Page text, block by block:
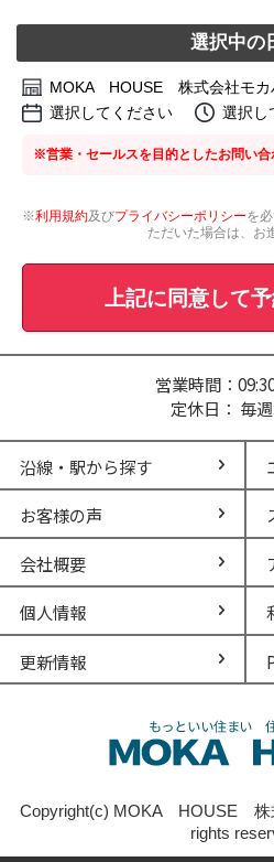
選択中の
MOKA HOUSE 株式会社モカ
選択してください
選択し
※営業・セールスを目的としたお問い合
※利用規約及びプライバシーポリシーを
ただいた場合は、お
上記に同意して
営業時間：
定休日： 毎
沿線・駅から探す
お客様の声
会社概要
個人情報
更新情報
Copyright(c) MOKA HOUSE 株
rights